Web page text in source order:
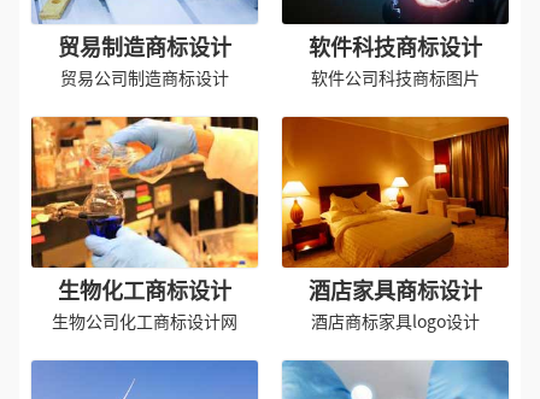
贸易制造商标设计
贸易公司制造商标设计
软件科技商标设计
软件公司科技商标图片
生物化工商标设计
生物公司化工商标设计网
酒店家具商标设计
酒店商标家具logo设计